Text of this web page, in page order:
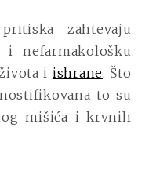
zahtevaju
i nefarmakološku
i ishrane. Što
to su
mišića i krvnih